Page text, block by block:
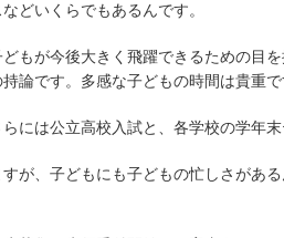
どいくらでもあるんです。
もが今後大きく飛躍できるための目
論です。多感な子どもの時間は貴重で
には公立高校入試と、各学校の学年末
が、子どもにも子どもの忙しさがあ